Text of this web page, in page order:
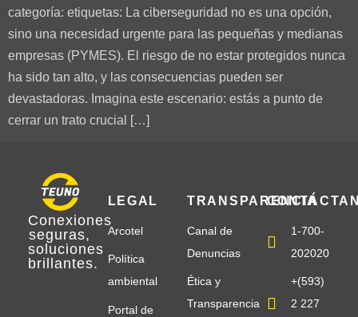
categoría: etiquetas: La ciberseguridad no es una opción,
sino una necesidad urgente para las pequeñas y medianas
empresas (PYMES). El riesgo de no estar protegidos nunca
ha sido tan alto, y las consecuencias pueden ser
devastadoras. Imagina este escenario: estás a punto de
cerrar un trato crucial […]
Conexiones
seguras,
soluciones
brillantes.
LEGAL
Arcotel
Política
ambiental
Portal de
TRANSPARENCIA
Canal de
Denuncias
Ética y
Transparencia
1-700-
202020
+(593)
2 227